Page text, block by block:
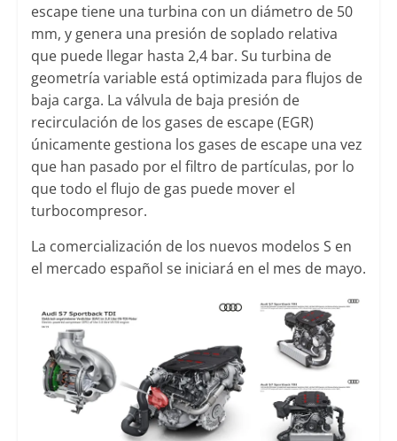
escape tiene una turbina con un diámetro de 50
mm, y genera una presión de soplado relativa
que puede llegar hasta 2,4 bar. Su turbina de
geometría variable está optimizada para flujos de
baja carga. La válvula de baja presión de
recirculación de los gases de escape (EGR)
únicamente gestiona los gases de escape una vez
que han pasado por el filtro de partículas, por lo
que todo el flujo de gas puede mover el
turbocompresor.
La comercialización de los nuevos modelos S en
el mercado español se iniciará en el mes de mayo.